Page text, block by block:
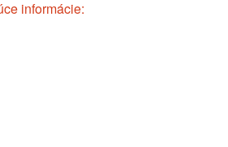
informácie: